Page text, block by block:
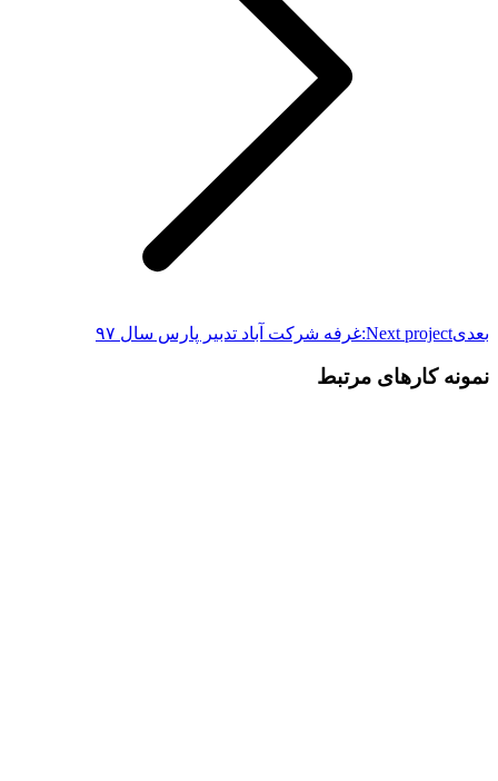
بعدیNext project: غرفه شرکت آباد تدبیر پارس سال ۹۷
نمونه کارهای مرتبط